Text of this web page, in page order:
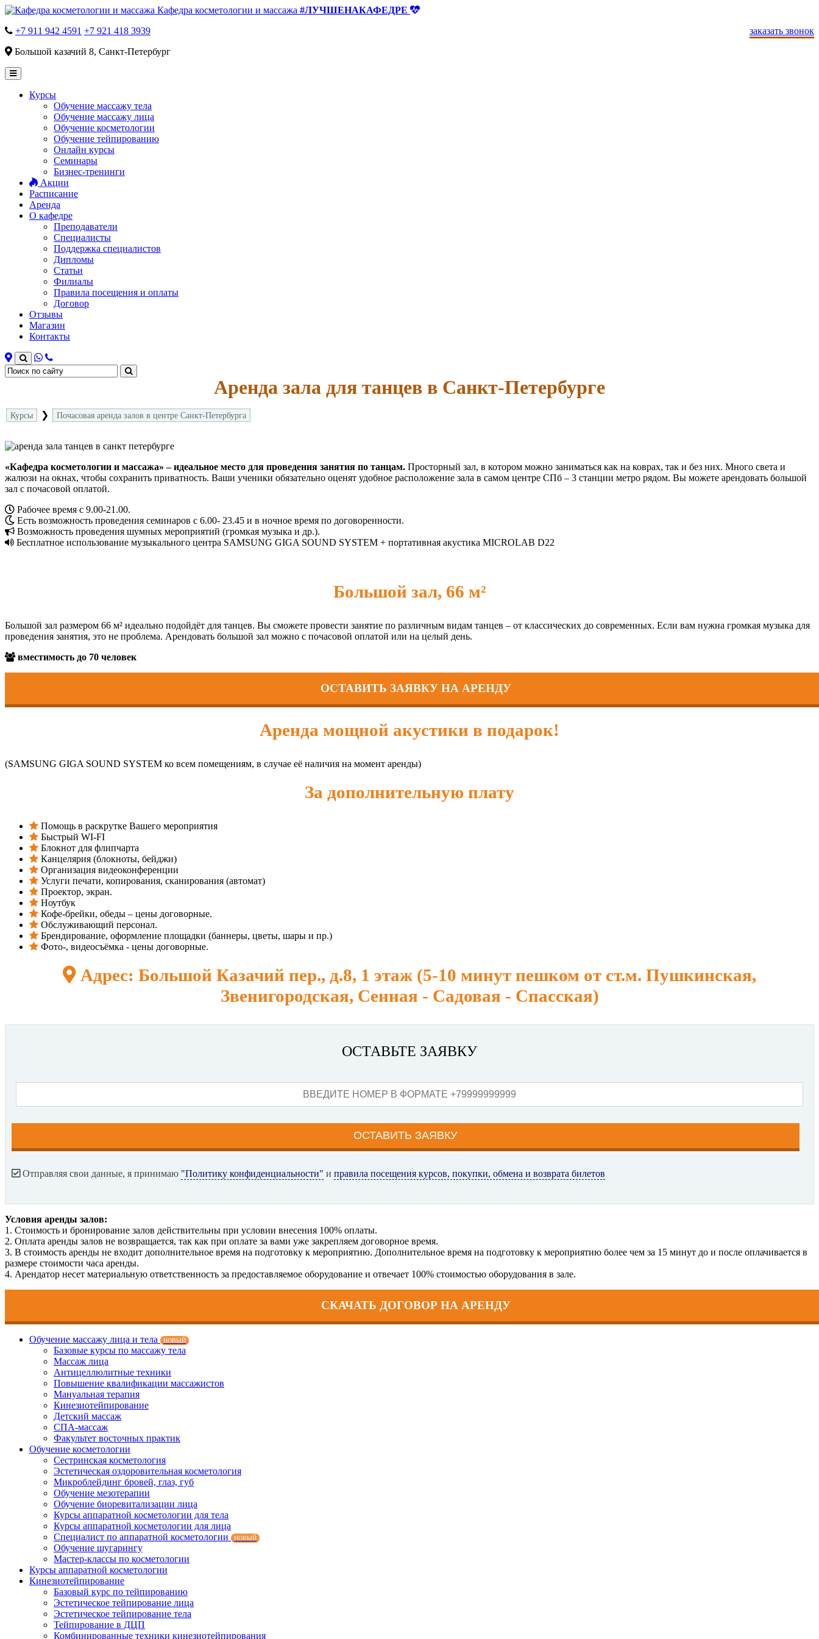
Кафедра косметологии и массажа #ЛУЧШЕНАКАФЕДРЕ
заказать звонок
+7 911 942 4591 +7 921 418 3939
Большой казачий 8, Санкт-Петербург
Курсы
Обучение массажу тела
Обучение массажу лица
Обучение косметологии
Обучение тейпированию
Онлайн курсы
Семинары
Бизнес-тренинги
Акции
Расписание
Аренда
О кафедре
Преподаватели
Специалисты
Поддержка специалистов
Дипломы
Статьи
Филиалы
Правила посещения и оплаты
Договор
Отзывы
Магазин
Контакты
Аренда зала для танцев в Санкт-Петербурге
Курсы ❯ Почасовая аренда залов в центре Санкт-Петербурга
«Кафедра косметологии и массажа» – идеальное место для проведения занятия по танцам. Просторный зал, в котором можно заниматься как на коврах, так и без них. Много света и
жалюзи на окнах, чтобы сохранить приватность. Ваши ученики обязательно оценят удобное расположение зала в самом центре СПб – 3 станции метро рядом. Вы можете арендовать большой
зал с почасовой оплатой.
Рабочее время с 9.00-21.00.
Есть возможность проведения семинаров с 6.00- 23.45 и в ночное время по договоренности.
Возможность проведения шумных мероприятий (громкая музыка и др.).
Бесплатное использование музыкального центра SAMSUNG GIGA SOUND SYSTEM + портативная акустика MICROLAB D22
Большой зал, 66 м²
Большой зал размером 66 м² идеально подойдёт для танцев. Вы сможете провести занятие по различным видам танцев – от классических до современных. Если вам нужна громкая музыка для
проведения занятия, это не проблема. Арендовать большой зал можно с почасовой оплатой или на целый день.
вместимость до 70 человек
ОСТАВИТЬ ЗАЯВКУ НА АРЕНДУ
Аренда мощной акустики в подарок!
(SAMSUNG GIGA SOUND SYSTEM ко всем помещениям, в случае её наличия на момент аренды)
За дополнительную плату
Помощь в раскрутке Вашего мероприятия
Быстрый WI-FI
Блокнот для флипчарта
Канцелярия (блокноты, бейджи)
Организация видеоконференции
Услуги печати, копирования, сканирования (автомат)
Проектор, экран.
Ноутбук
Кофе-брейки, обеды – цены договорные.
Обслуживающий персонал.
Брендирование, оформление площадки (баннеры, цветы, шары и пр.)
Фото-, видеосъёмка - цены договорные.
Адрес: Большой Казачий пер., д.8, 1 этаж (5-10 минут пешком от ст.м. Пушкинская,
Звенигородская, Сенная - Садовая - Спасская)
ОСТАВЬТЕ ЗАЯВКУ
Отправляя свои данные, я принимаю "Политику конфиденциальности" и правила посещения курсов, покупки, обмена и возврата билетов
Условия аренды залов:
1. Стоимость и бронирование залов действительны при условии внесения 100% оплаты.
2. Оплата аренды залов не возвращается, так как при оплате за вами уже закрепляем договорное время.
3. В стоимость аренды не входит дополнительное время на подготовку к мероприятию. Дополнительное время на подготовку к мероприятию более чем за 15 минут до и после оплачивается в
размере стоимости часа аренды.
4. Арендатор несет материальную ответственность за предоставляемое оборудование и отвечает 100% стоимостью оборудования в зале.
СКАЧАТЬ ДОГОВОР НА АРЕНДУ
Обучение массажу лица и тела НОВЫЙ
Базовые курсы по массажу тела
Массаж лица
Антицеллюлитные техники
Повышение квалификации массажистов
Мануальная терапия
Кинезиотейпирование
Детский массаж
СПА-массаж
Факультет восточных практик
Обучение косметологии
Сестринская косметология
Эстетическая оздоровительная косметология
Микроблейдинг бровей, глаз, губ
Обучение мезотерапии
Обучение биоревитализации лица
Курсы аппаратной косметологии для тела
Курсы аппаратной косметологии для лица
Специалист по аппаратной косметологии
НОВЫЙ
Обучение шугарингу
Мастер-классы по косметологии
Курсы аппаратной косметологии
Кинезиотейпирование
Базовый курс по тейпированию
Эстетическое тейпирование лица
Эстетическое тейпирование тела
Тейпирование в ДЦП
Комбинированные техники кинезиотейпирования